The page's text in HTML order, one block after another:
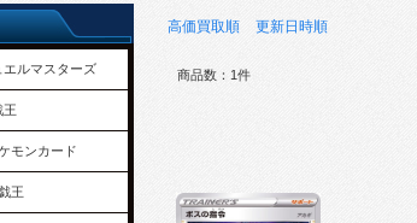
高価買取順 更新日時順
商品数：1件
エルマスターズ
王
モンカード
王